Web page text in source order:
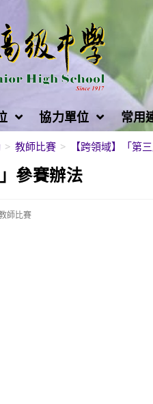
協力單位 常用
> 教師比賽 > 【跨領域】「第
參賽辦法
師比賽